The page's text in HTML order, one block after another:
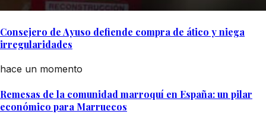
Consejero de Ayuso defiende compra de ático y niega
irregularidades
hace un momento
Remesas de la comunidad marroquí en España: un pilar
económico para Marruecos